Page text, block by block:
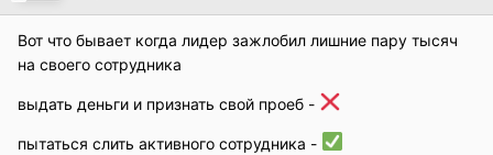
Вот что бывает когда лидер зажлобил лишние пару тысяч
на своего сотрудника
выдать деньги и признать свой проеб -
пытаться слить активного сотрудника -